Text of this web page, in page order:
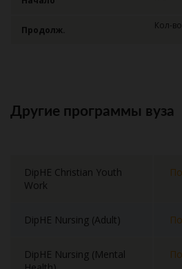
Продолж. Кол-
Другие программы вуза
DipHE Christian Youth
Work
DipHE Nursing (Adult)
DipHE Nursing (Mental